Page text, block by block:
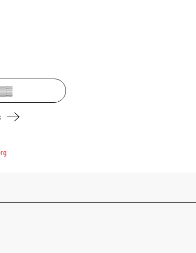
▒▒